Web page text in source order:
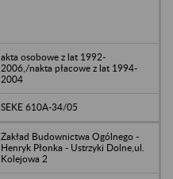
akta osobowe z lat 1992-
2006,/nakta płacowe z lat 1994-
2004
SEKE 610A-34/05
Zakład Budownictwa Ogólnego -
Henryk Płonka - Ustrzyki Dolne,ul.
Kolejowa 2